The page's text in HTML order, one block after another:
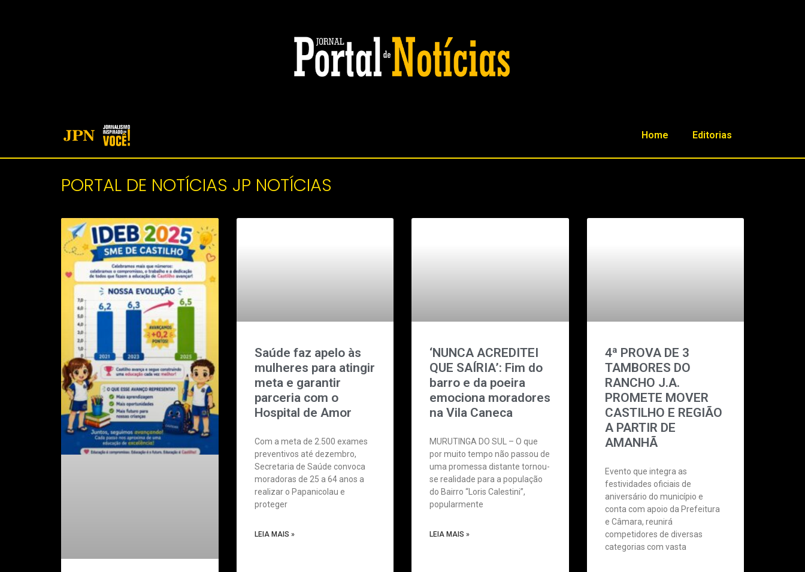
Home Editorias
PORTAL DE NOTÍCIAS JP NOTÍCIAS
Saúde faz apelo às
mulheres para atingir
meta e garantir
parceria com o
Hospital de Amor
Com a meta de 2.500 exames
preventivos até dezembro,
Secretaria de Saúde convoca
moradoras de 25 a 64 anos a
realizar o Papanicolau e
proteger
LEIA MAIS »
‘NUNCA ACREDITEI
QUE SAÍRIA’: Fim do
barro e da poeira
emociona moradores
na Vila Caneca
MURUTINGA DO SUL – O que
por muito tempo não passou de
uma promessa distante tornou-
se realidade para a população
do Bairro “Loris Calestini”,
popularmente
LEIA MAIS »
4ª PROVA DE 3
TAMBORES DO
RANCHO J.A.
PROMETE MOVER
CASTILHO E REGIÃO
A PARTIR DE
AMANHÃ
Evento que integra as
festividades oficiais de
aniversário do município e
conta com apoio da Prefeitura
e Câmara, reunirá
competidores de diversas
categorias com vasta